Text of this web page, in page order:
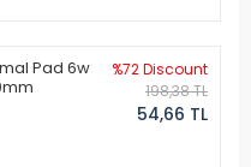
Pad 6w
%72 Discount
198,38 TL
54,66 TL